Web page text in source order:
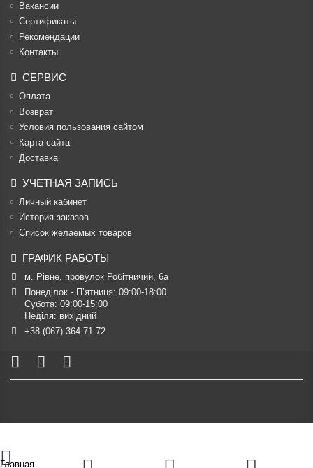
Вакансии
Cертификаты
Рекомендации
Контакты
СЕРВИС
Оплата
Возврат
Условия пользования сайтом
Карта сайта
Доставка
УЧЕТНАЯ ЗАПИСЬ
Личный кабинет
История заказов
Список желаемых товаров
ГРАФИК РАБОТЫ
м. Рівне, провулок Робітничий, 6а
Понеділок - П’ятниця: 09:00-18:00
Субота: 09:00-15:00
Неділя: вихідний
+38 (067) 364 71 72
Главная